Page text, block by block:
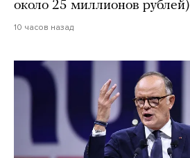
около 25 миллионов рублей)
10 часов назад